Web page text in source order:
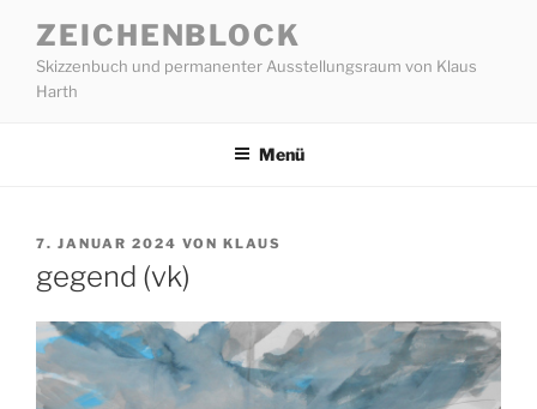
Inhalt
springen
ZEICHENBLOCK
Skizzenbuch und permanenter Ausstellungsraum von Klaus
Harth
Menü
VERÖFFENTLICHT
7. JANUAR 2024 VON KLAUS
gegend (vk)